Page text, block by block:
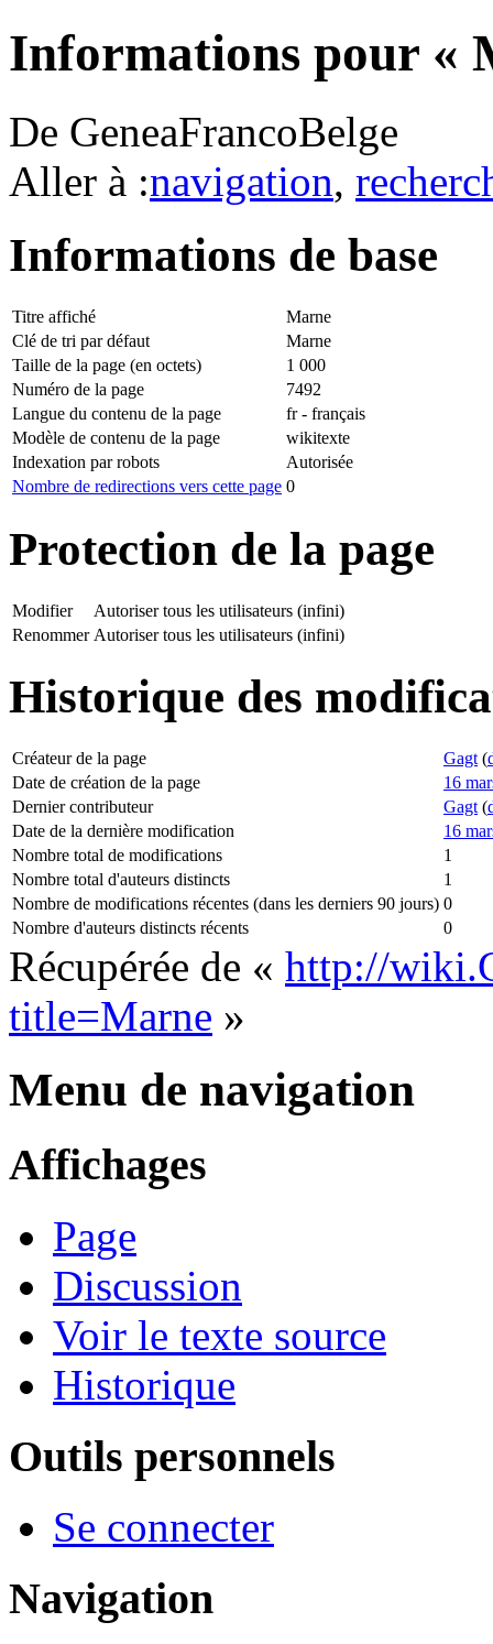
Informations pour «
De GeneaFrancoBelge
Aller à :navigation,
Informations de base
Titre affiché
Marne
Clé de tri par défaut
Marne
Taille de la page (en octets)
1 000
Numéro de la page
7492
Langue du contenu de la page
fr - français
Modèle de contenu de la page
wikitexte
Indexation par robots
Autorisée
Nombre de redirections vers cette page 0
Protection de la page
Modifier
Autoriser tous les utilisateurs (infini)
Renommer Autoriser tous les utilisateurs (infini)
Historique des
Créateur de la page Gagt (
Date de création de la page
16
Dernier contributeur
Gagt (
Date de la dernière modification
16
Nombre total de modifications
1
Nombre total d'auteurs distincts
1
Nombre de modifications récentes (dans les derniers 90 jours) 0
Nombre d'auteurs distincts récents
0
Récupérée de « http://
title=Marne »
Menu de navigation
Affichages
Page
Discussion
Voir le texte source
Historique
Outils personnels
Se connecter
Navigation